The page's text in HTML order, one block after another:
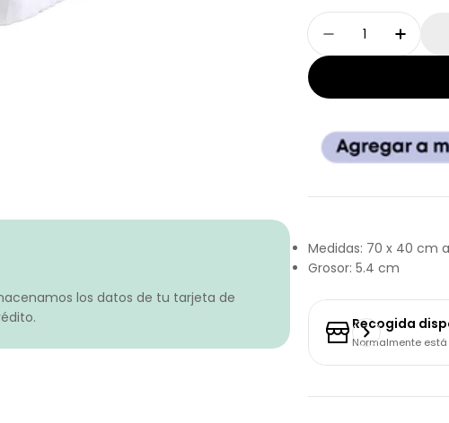
los datos de tu tarjeta de
Cantidad
Disminuir
Medidas: 70 x 40 cm
Grosor: 5.4 cm
Recogida
Normalmente